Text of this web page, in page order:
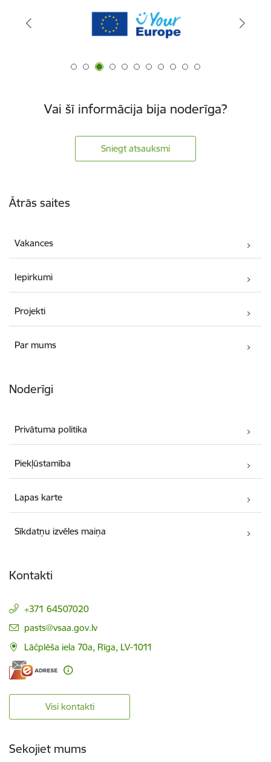
Vai šī informācija bija noderīga?
Sniegt atsauksmi
Ātrās saites
Vakances
Iepirkumi
Projekti
Par mums
Noderīgi
Privātuma politika
Piekļūstamība
Lapas karte
Sīkdatņu izvēles maiņa
Kontakti
+371 64507020
E-pasts:
pasts@vsaa.gov.lv
Lāčplēša iela 70a, Rīga, LV-1011
Visi kontakti
Sekojiet mums